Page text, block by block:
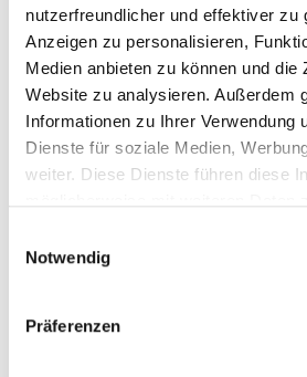
nutzerfreundlicher und effektiver zu
Anzeigen zu personalisieren,
Medien anbieten zu können und die
Website zu analysieren. Außerdem
Informationen zu Ihrer Verwendung
Dienste für soziale Medien,
weiter. Diese Dienste führen diese
Nutzung der Dienste gesammelt
Notwendig
Präferenzen
Telefon
E-Mail-Adresse
Ihre Auswahl zur
Die dena und das BMWE dürfen